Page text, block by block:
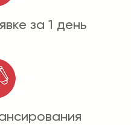
за 1 день